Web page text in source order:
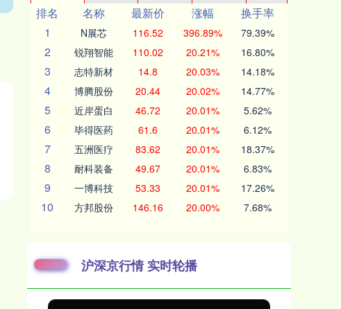
排名
名称 最新价 涨幅
换手率
1
N展芯 116.52 396.89% 79.39%
2 锐翔智能 110.02 20.21% 16.80%
3 志特新材 14.8 20.03% 14.18%
4 博腾股份 20.44 20.02% 14.77%
5 近岸蛋白 46.72 20.01% 5.62%
6 毕得医药 61.6 20.01% 6.12%
7 五洲医疗 83.62 20.01% 18.37%
8 耐科装备 49.67 20.01% 6.83%
9 一博科技 53.33 20.01% 17.26%
10 方邦股份 146.16 20.00% 7.68%
沪深京行情 实时轮播